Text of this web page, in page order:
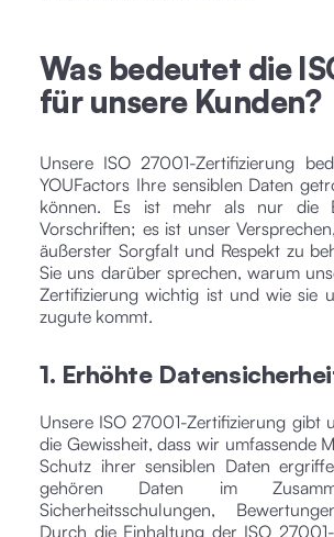
Was bedeutet die
für unsere Kunden?
Unsere ISO 27001-Zertifizierung
YOUFactors Ihre sensiblen Daten
können. Es ist mehr als nur die
Vorschriften; es ist unser
äußerster Sorgfalt und Respekt zu
Sie uns darüber sprechen, warum
Zertifizierung wichtig ist und wie sie
zugute kommt.
1. Erhöhte
Unsere ISO 27001-Zertifizierung gibt
die Gewissheit, dass wir umfassende
Schutz ihrer sensiblen Daten
gehören Daten im
Sicherheitsschulungen,
Durch die Einhaltung der ISO